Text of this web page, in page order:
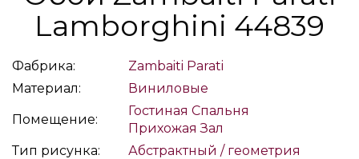
Lamborghini 44839
Фабрика:
Zambaiti Parati
Материал:
Виниловые
Помещение:
Гостиная Спальня
Прихожая Зал
Тип рисунка:
Абстрактный / геометрия